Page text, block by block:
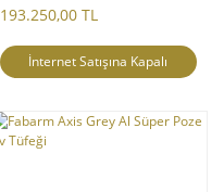
193.250,00 TL
İnternet Satışına Kapalı